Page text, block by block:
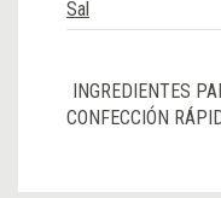
Sal
INGREDIENTES
CONFECCIÓN